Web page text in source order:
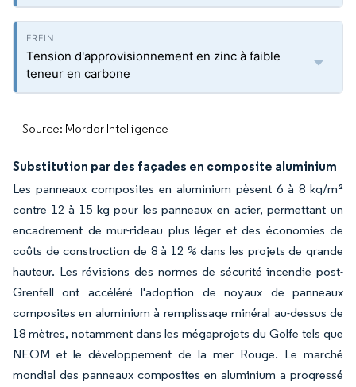
Tension d'approvisionnement en zinc à faible
teneur en carbone
Source: Mordor Intelligence
Substitution par des façades en composite aluminium
Les panneaux composites en aluminium pèsent 6 à 8 kg/m²
contre 12 à 15 kg pour les panneaux en acier, permettant un
encadrement de mur-rideau plus léger et des économies de
coûts de construction de 8 à 12 % dans les projets de grande
hauteur. Les révisions des normes de sécurité incendie post-
Grenfell ont accéléré l'adoption de noyaux de panneaux
composites en aluminium à remplissage minéral au-dessus de
18 mètres, notamment dans les mégaprojets du Golfe tels que
NEOM et le développement de la mer Rouge. Le marché
mondial des panneaux composites en aluminium a progressé